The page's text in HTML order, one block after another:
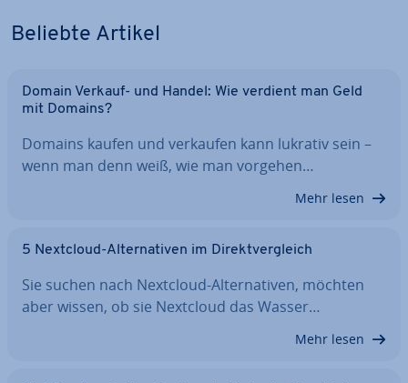
Beliebte Artikel
Domain Verkauf- und Handel: Wie verdient man Geld
mit Domains?
Domains kaufen und verkaufen kann lukrativ sein –
wenn man denn weiß, wie man vorgehen…
Mehr lesen
5 Nextcloud-Al­ter­na­ti­ven im Di­rekt­ver­gleich
Sie suchen nach Nextcloud-Al­ter­na­ti­ven, möchten
aber wissen, ob sie Nextcloud das Wasser…
Mehr lesen